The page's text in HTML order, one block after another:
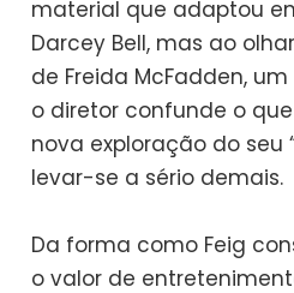
material que adaptou
Darcey Bell, mas ao
de Freida McFadden,
o diretor confunde o
nova exploração do seu
levar-se a sério demais.
Da forma como Feig
o valor de